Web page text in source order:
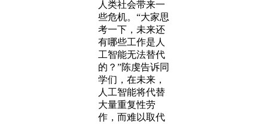
人类社会带来一
些危机。“大家思
考一下，未来还
有哪些工作是人
工智能无法替代
的？”陈虔告诉同
学们，在未来，
人工智能将代替
大量重复性劳
作，而难以取代